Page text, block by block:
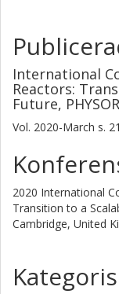
International
Reactors:
Future,
Vol. 2020-March s.
2020 International
Transition to a
Cambridge, United